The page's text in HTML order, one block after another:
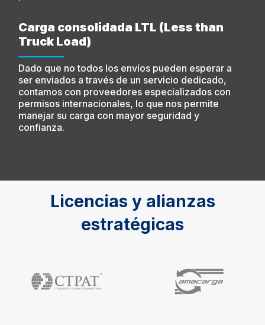
Carga consolidada LTL (Less than
Truck Load)
Dado que no todos los envíos pueden esperar a
ser enviados a través de un servicio dedicado,
contamos con proveedores especializados con
permisos internacionales, lo que nos permite
manejar su carga con mayor seguridad y
confianza.
Licencias y alianzas
estratégicas